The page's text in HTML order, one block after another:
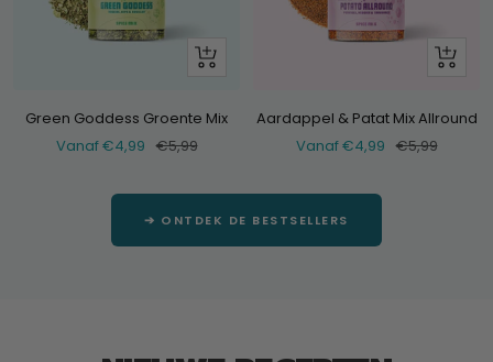
Bekijk
Green Goddess Groente Mix
Verkoopprijs
Vanaf €4,99 Normale
€5,99
Bekijk
Aardappel & Patat Mix Allround
Verkoopprijs
Vanaf €4,99 Normale
€5,99
➔ ONTDEK DE BESTSELLERS